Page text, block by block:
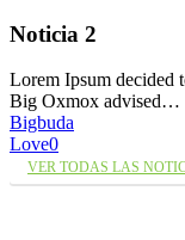
Noticia 2
Lorem Ipsum decided
Big Oxmox advised…
Bigbuda
Love0
VER TODAS LAS